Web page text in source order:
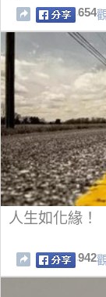
654
人生如化緣！
942